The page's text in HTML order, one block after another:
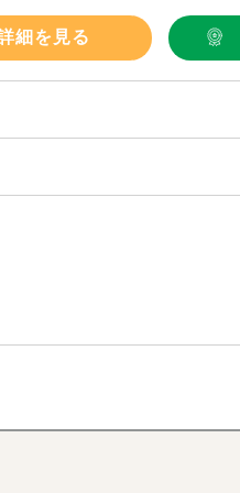
細を見る